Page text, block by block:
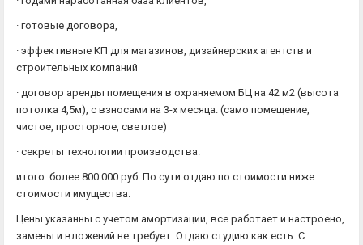
· готовые договора,
· эффективные КП для магазинов, дизайнерских агентств и
строительных компаний
· договор аренды помещения в охраняемом БЦ на 42 м2 (высота
потолка 4,5м), с взносами на 3-х месяца. (само помещение,
чистое, просторное, светлое)
· секреты технологии производства.
итого: более 800 000 руб. По сути отдаю по стоимости ниже
стоимости имущества.
Цены указанны с учетом амортизации, все работает и настроено,
замены и вложений не требует. Отдаю студию как есть. С